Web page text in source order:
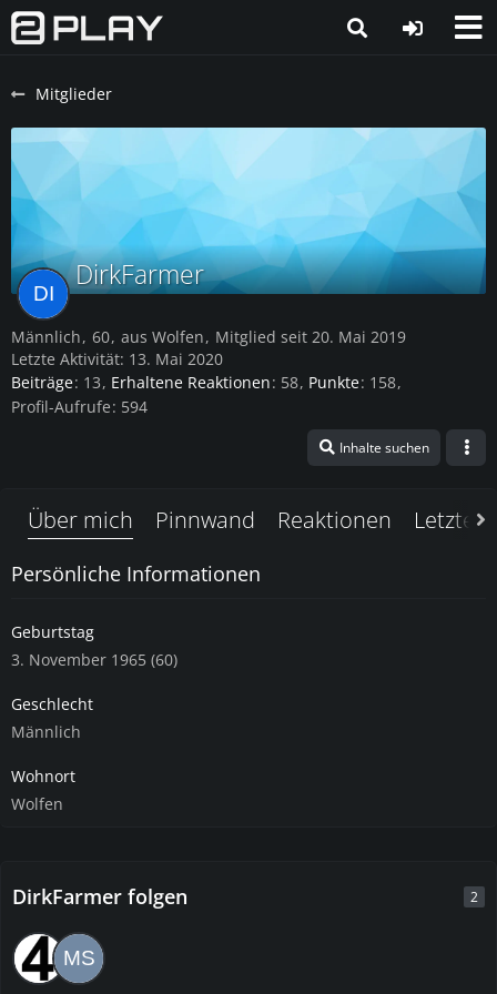
Mitglieder
DirkFarmer
Männlich 60 aus Wolfen
Mitglied seit 20. Mai 2019
Letzte Aktivität: 13. Mai 2020
Beiträge 13 Erhaltene Reaktionen 58 Punkte 158
Profil-Aufrufe 594
Inhalte suchen
Über mich Pinnwand Reaktionen Letzte
Persönliche Informationen
Geburtstag
3. November 1965 (60)
Geschlecht
Männlich
Wohnort
Wolfen
DirkFarmer folgen 2